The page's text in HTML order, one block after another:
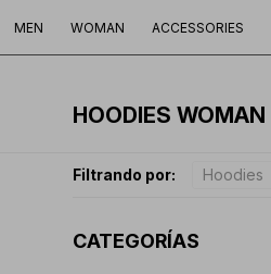
MEN WOMAN ACCESSORIES
HOODIES WOMAN
Filtrando por: Hoodies
CATEGORÍAS